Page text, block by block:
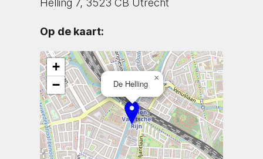
Helling 7, 3523 CB Utrecht
Op de kaart:
De Helling
×
+
−